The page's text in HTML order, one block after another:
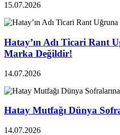
15.07.2026
Hatay’ın Adı Ticari Rant
Marka Değildir!
14.07.2026
Hatay Mutfağı Dünya
14.07.2026